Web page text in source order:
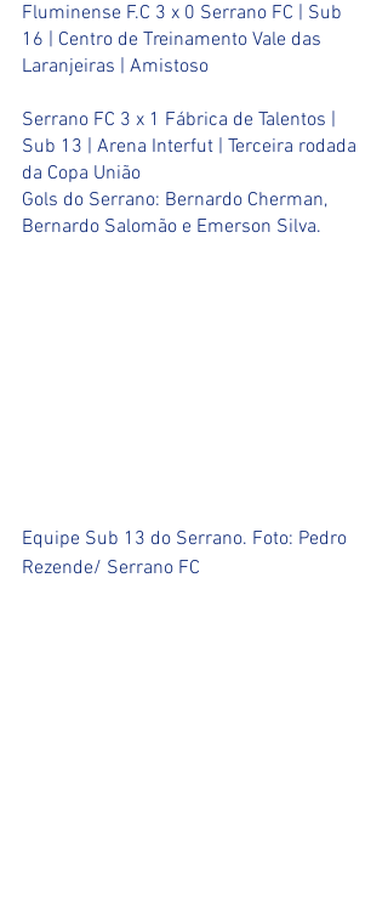
Fluminense F.C 3 x 0 Serrano FC | Sub
16 | Centro de Treinamento Vale das
Laranjeiras | Amistoso
Serrano FC 3 x 1 Fábrica de Talentos |
Sub 13 | Arena Interfut | Terceira rodada
da Copa União
Gols do Serrano: Bernardo Cherman,
Bernardo Salomão e Emerson Silva.
Equipe Sub 13 do Serrano. Foto: Pedro
Rezende/ Serrano FC